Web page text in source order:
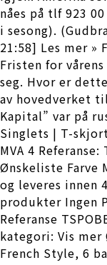
nåes på tlf 923
i sesong).
21:58] Les mer »
Fristen for
seg. Hvor er
av hovedverket
Kapital” var på
Singlets | T-
MVA 4
Ønskeliste Farve
og leveres innen
produkter Ingen
Referanse
kategori: Vis
French Style, 6